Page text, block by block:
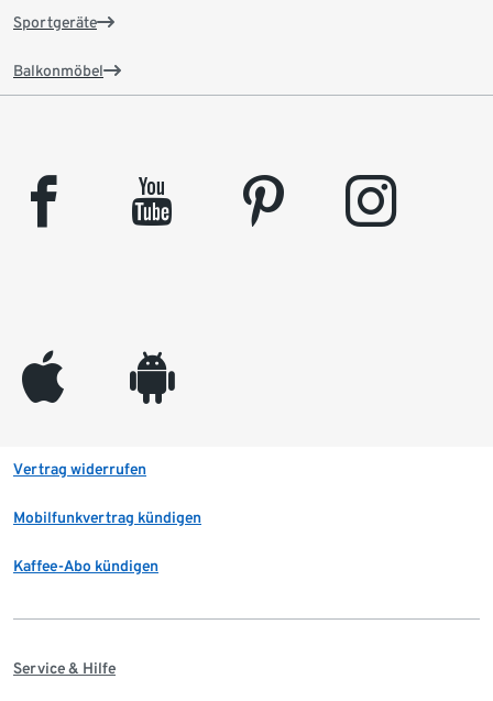
Sportgeräte
Balkonmöbel
facebook youtube pinterest instagram
appleinc android
Vertrag widerrufen
Mobilfunkvertrag kündigen
Kaffee-Abo kündigen
Service & Hilfe